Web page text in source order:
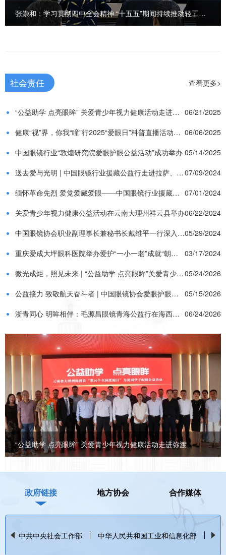
张崇和：学习贯彻四中全会精神 “十五五”期间持续推动轻工八大新质发展
社会责任 查看更多>
“公益助学 点亮眼眸” 关爱青少年视力健康活动走进弥渡 06/21/2025
健康“视”界，你我“瞳”行2025“爱眼日”科普直播活动精彩收官 06/06/2025
中国眼镜行业“敦煌研究院爱眼护眼公益活动”成功举办 05/14/2025
送去爱与光明 | 中国眼镜行业援藏公益行走进拉萨、那曲、日喀则07/09/2024
缅怀革命先烈 爱党爱藏爱眼——中国眼镜行业援藏公益团队主题党日活动 07/01/2024
关爱青少年视力健康公益活动在云南大理州祥云县举办06/22/2024
中国眼镜协会职业副理事长兼秘书长戴维平一行深入“革命老区”阜平县开展公益活动05/29/2024
重庆爱成大坪眼科医院举办爱护“一小一老”成就“朝夕美好”百万公益捐赠活动
03/17/2024
微光成炬，照见未来 | “公益助学 点亮眼眸”关爱青少年视力健康公益活动走进大理云龙、巍山05/24/2026
公益接力 致敬航天奋斗者 | 中国眼镜协会爱眼护眼公益活动酒泉站圆满举行
05/15/2026
浙青同心 明眸相伴：毛源昌眼镜青海公益行在海西正式启动 06/24/2026
“公益助学 点亮眼眸” 关爱青少年视力健康活动走进弥渡
政府链接 地方协会 合作媒体
中共中央社会工作部 中华人民共和国工业和信息化部 中